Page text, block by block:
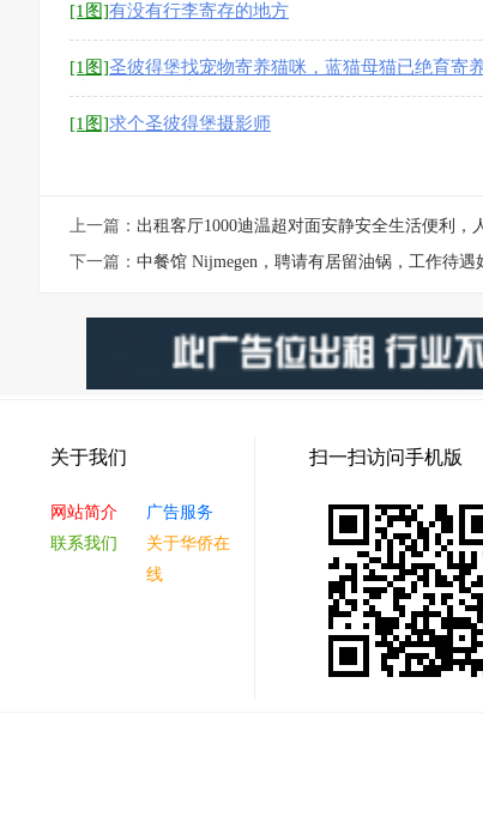
[1图]有没有行李寄存的地方
[1图]圣彼得堡找宠物寄养猫咪，蓝猫母猫已绝育寄
[1图]求个圣彼得堡摄影师
上一篇： 出租客厅1000迪温超对面安静安全生活便利，
下一篇： 中餐馆 Nijmegen，聘请有居留油锅，工作待遇
关于我们
网站简介
广告服务
联系我们
关于华侨在
线
扫一扫访问手机版